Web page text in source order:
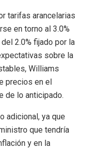
tarifas arancelarias
en torno al 3.0%
2.0% fijado por la
sobre la
Williams
precios en el
de lo anticipado.
adicional, ya que
que tendría
y en la